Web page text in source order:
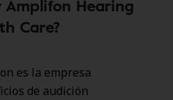
Amplifon Hearing
Care?
es la empresa
de audición